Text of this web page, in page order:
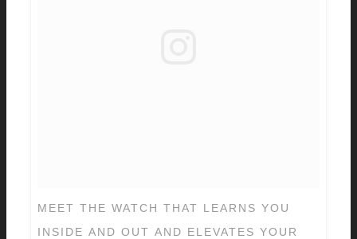
MEET THE WATCH THAT LEARNS YOU
INSIDE AND OUT AND ELEVATES YOUR